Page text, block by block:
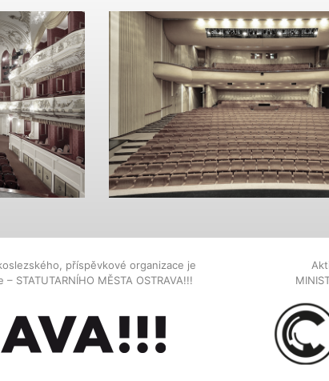
příspěvkové organizace je
MĚSTA OSTRAVA!!!